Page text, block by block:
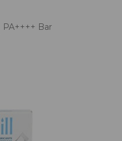
Bar